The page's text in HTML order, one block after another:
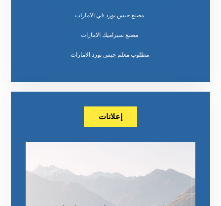
مصنع جبس بورد في الامارات
مصنع سيراميك الامارات
مطلوب معلم جبس بورد الامارات
إعلانات